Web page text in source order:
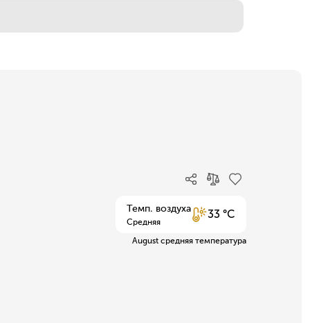
Темп. воздуха
Средняя
33 °C
August средняя температура